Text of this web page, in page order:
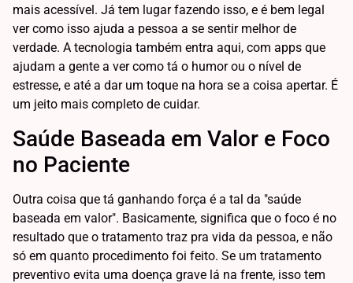
mais acessível. Já tem lugar fazendo isso, e é bem legal
ver como isso ajuda a pessoa a se sentir melhor de
verdade. A tecnologia também entra aqui, com apps que
ajudam a gente a ver como tá o humor ou o nível de
estresse, e até a dar um toque na hora se a coisa apertar. É
um jeito mais completo de cuidar.
Saúde Baseada em Valor e Foco
no Paciente
Outra coisa que tá ganhando força é a tal da "saúde
baseada em valor". Basicamente, significa que o foco é no
resultado que o tratamento traz pra vida da pessoa, e não
só em quanto procedimento foi feito. Se um tratamento
preventivo evita uma doença grave lá na frente, isso tem